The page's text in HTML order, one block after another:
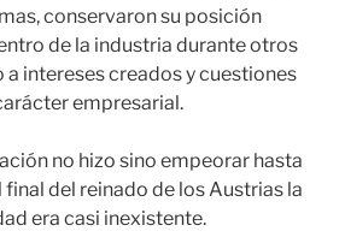
conservaron su posición
de la industria durante otros
a intereses creados y cuestiones
empresarial.
no hizo sino empeorar hasta
final del reinado de los Austrias la
era casi inexistente.